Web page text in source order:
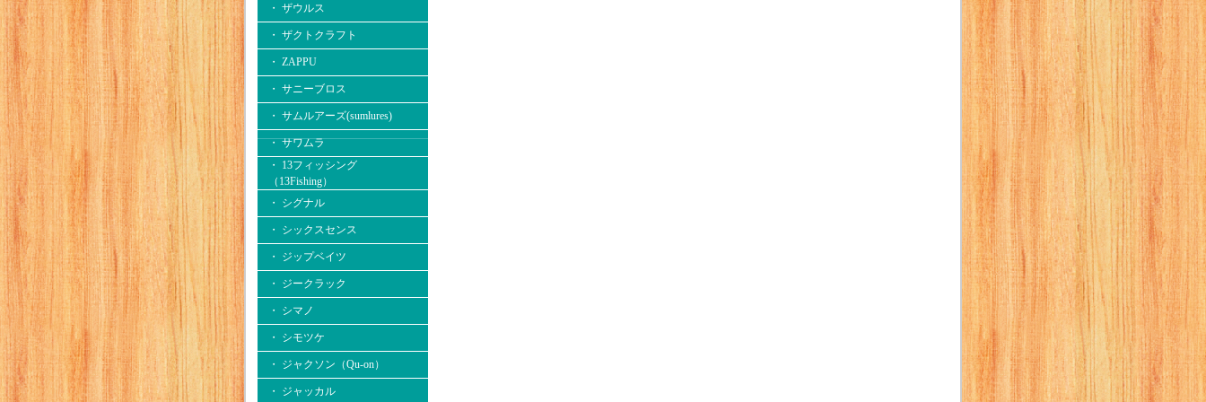
・ ザウルス
・ ザクトクラフト
・ ZAPPU
・ サニーブロス
・ サムルアーズ(sumlures)
・ サワムラ
・ 13フィッシング
（13Fishing）
・ シグナル
・ シックスセンス
・ ジップベイツ
・ ジークラック
・ シマノ
・ シモツケ
・ ジャクソン（Qu-on）
・ ジャッカル